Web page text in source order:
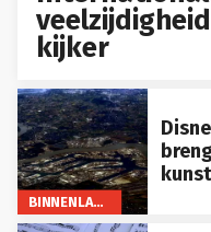
kijker
BINNENLAND